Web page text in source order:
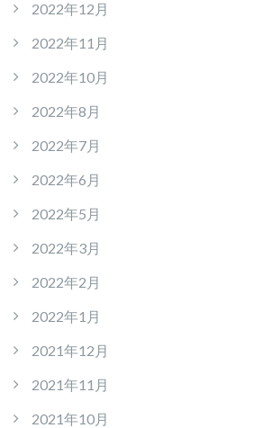
2022年12月
2022年11月
2022年10月
2022年8月
2022年7月
2022年6月
2022年5月
2022年3月
2022年2月
2022年1月
2021年12月
2021年11月
2021年10月